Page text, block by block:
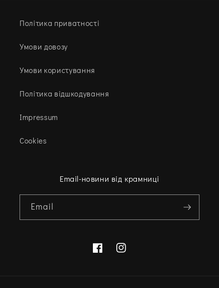
Політика приватності
Умови довозу
Умови користування
Політика відшкодування
Impressum
Cookies
Email-новини від крамниці
Email
FacebookInstagram